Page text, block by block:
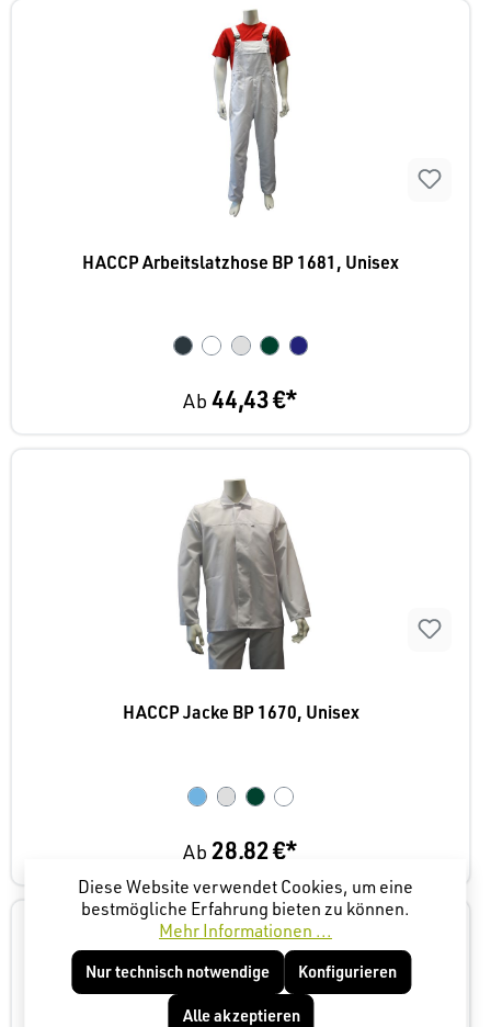
HACCP Arbeitslatzhose BP 1681, Unisex
Ab44,43 €*
HACCP Jacke BP 1670, Unisex
Ab28,82 €*
Diese Website verwendet Cookies, um eine
bestmögliche Erfahrung bieten zu können.
Mehr Informationen ...
Nur technisch notwendige Konfigurieren
Alle akzeptieren